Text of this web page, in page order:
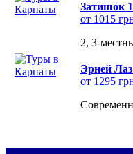
Затишок
от 1015
2, 3-
Эрней
от 1295